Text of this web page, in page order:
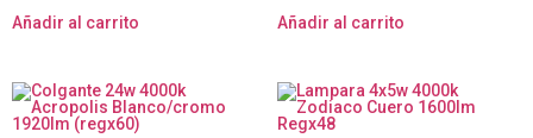
Añadir al carrito Añadir al carrito